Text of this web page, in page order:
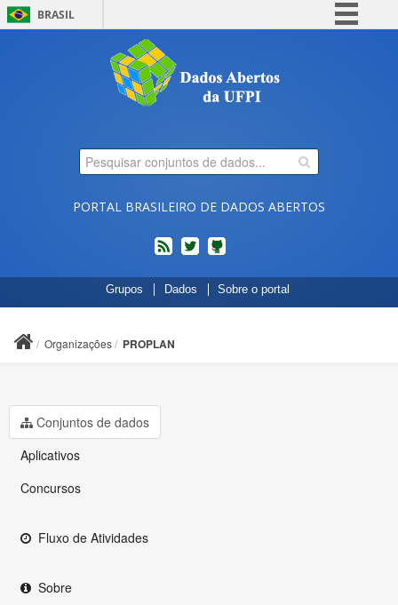
BRASIL
Comunica BR
Participe
Legislação
PORTAL BRASILEIRO DE DADOS ABERTOS
feed twitterCódigos
fonte
de
Grupos Dados Sobre o portal
Organizações PROPLAN
Conjuntos de dados
Aplicativos
Concursos
Fluxo de Atividades
Sobre